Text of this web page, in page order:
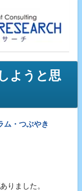
ようと思
ム・つぶやき
りました。